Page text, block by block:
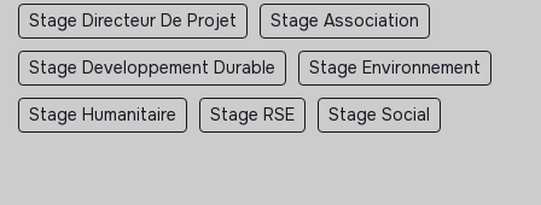
Stage Directeur De Projet Stage Association
Stage Developpement Durable Stage Environnement
Stage Humanitaire Stage RSE Stage Social